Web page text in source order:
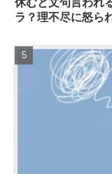
ラ？理不尽に怒ら